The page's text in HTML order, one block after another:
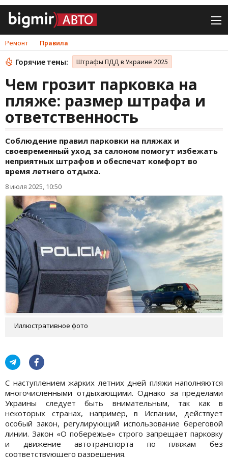
Ремонт Правила
Горячие темы: Штрафы ПДД в Украине 2025
Чем грозит парковка на
пляже: размер штрафа и
ответственность
Соблюдение правил парковки на пляжах и
своевременный уход за салоном помогут избежать
неприятных штрафов и обеспечат комфорт во
время летнего отдыха.
8 июля 2025, 10:50
Иллюстративное фото
С наступлением жарких летних дней пляжи наполняются
многочисленными отдыхающими. Однако за пределами
Украины следует быть внимательным, так как в
некоторых странах, например, в Испании, действует
особый закон, регулирующий использование береговой
линии. Закон «О побережье» строго запрещает парковку
и движение автотранспорта по пляжам без
соответствующего разрешения.